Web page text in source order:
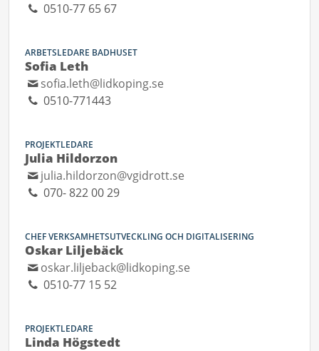
0510-77 65 67
ARBETSLEDARE BADHUSET
Sofia Leth
sofia.leth@lidkoping.se
0510-771443
PROJEKTLEDARE
Julia Hildorzon
julia.hildorzon@vgidrott.se
070- 822 00 29
CHEF VERKSAMHETSUTVECKLING OCH DIGITALISERING
Oskar Liljebäck
oskar.liljeback@lidkoping.se
0510-77 15 52
PROJEKTLEDARE
Linda Högstedt